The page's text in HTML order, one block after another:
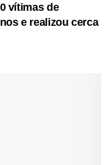
vítimas de
e realizou cerca